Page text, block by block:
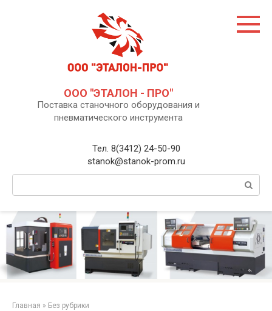
ООО "ЭТАЛОН - ПРО"
Поставка станочного оборудования и
пневматического инструмента
Тел. 8(3412) 24-50-90
stanok@stanok-prom.ru
Главная » Без рубрики